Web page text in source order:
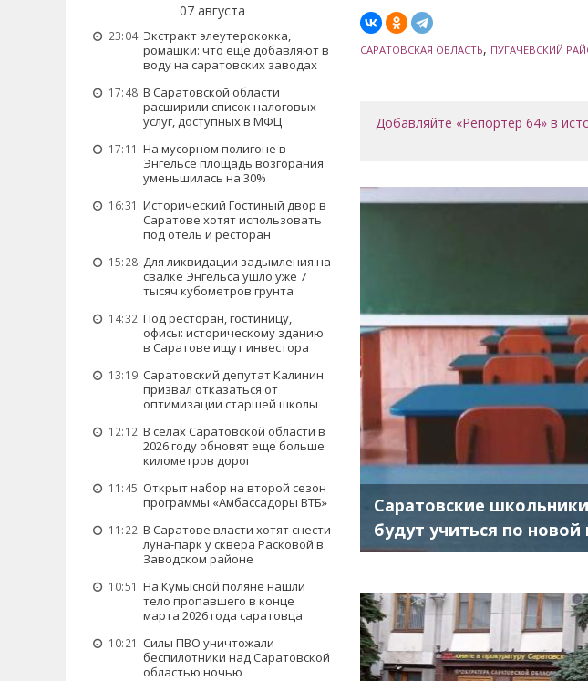
07 августа
23:04 Экстракт элеутерококка,
ромашки: что еще добавляют в
воду на саратовских заводах
17:48 В Саратовской области
расширили список налоговых
услуг, доступных в МФЦ
17:11 На мусорном полигоне в
Энгельсе площадь возгорания
уменьшилась на 30%
16:31 Исторический Гостиный двор в
Саратове хотят использовать
под отель и ресторан
15:28 Для ликвидации задымления на
свалке Энгельса ушло уже 7
тысяч кубометров грунта
14:32 Под ресторан, гостиницу,
офисы: историческому зданию
в Саратове ищут инвестора
13:19 Саратовский депутат Калинин
призвал отказаться от
оптимизации старшей школы
12:12 В селах Саратовской области в
2026 году обновят еще больше
километров дорог
11:45 Открыт набор на второй сезон
программы «Амбассадоры ВТБ»
11:22 В Саратове власти хотят снести
луна-парк у сквера Расковой в
Заводском районе
10:51 На Кумысной поляне нашли
тело пропавшего в конце
марта 2026 года саратовца
10:21 Силы ПВО уничтожали
беспилотники над Саратовской
областью ночью
САРАТОВСКАЯ ОБЛАСТЬ, ПУГАЧЕВСКИЙ
Добавляйте «Репортер 64» в
Саратовские
будут учиться по